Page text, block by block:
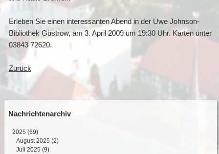
Erleben Sie einen interessanten Abend in der Uwe Johnson-
Bibliothek Güstrow, am 3. April 2009 um 19:30 Uhr. Karten unter
03843 72620.
Zurück
Nachrichtenarchiv
2025 (69)
August 2025 (2)
Juli 2025 (9)